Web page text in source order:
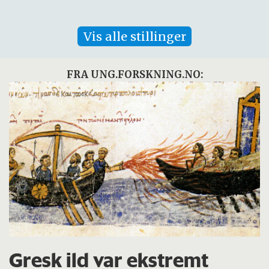
Vis alle stillinger
FRA UNG.FORSKNING.NO:
Gresk ild var ekstremt